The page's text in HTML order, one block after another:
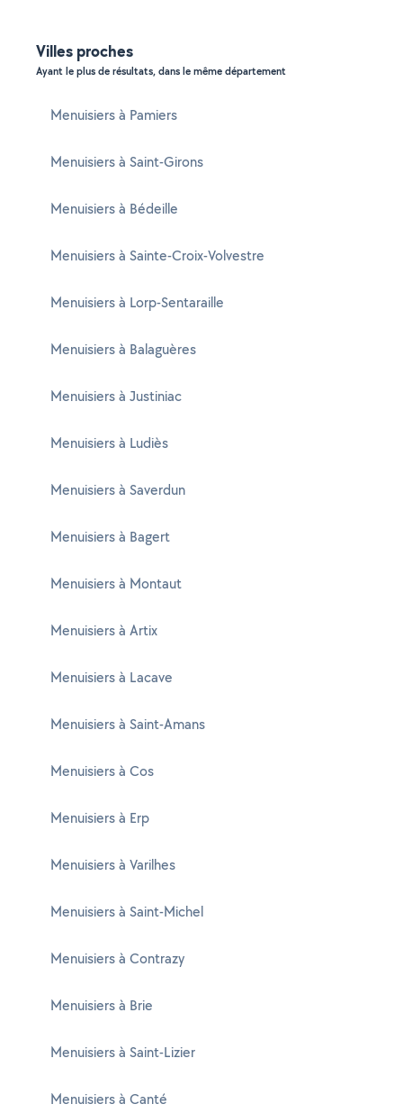
Villes proches
Ayant le plus de résultats, dans le même département
Menuisiers à Pamiers
Menuisiers à Saint-Girons
Menuisiers à Bédeille
Menuisiers à Sainte-Croix-Volvestre
Menuisiers à Lorp-Sentaraille
Menuisiers à Balaguères
Menuisiers à Justiniac
Menuisiers à Ludiès
Menuisiers à Saverdun
Menuisiers à Bagert
Menuisiers à Montaut
Menuisiers à Artix
Menuisiers à Lacave
Menuisiers à Saint-Amans
Menuisiers à Cos
Menuisiers à Erp
Menuisiers à Varilhes
Menuisiers à Saint-Michel
Menuisiers à Contrazy
Menuisiers à Brie
Menuisiers à Saint-Lizier
Menuisiers à Canté